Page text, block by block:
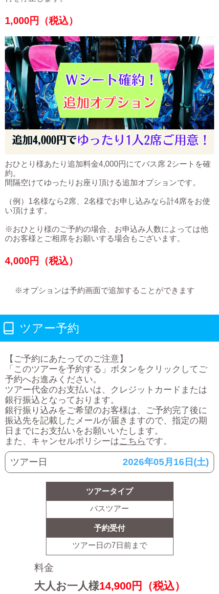
1,000円（税込）
おひとり様あたり追加料金4,000円にてバス席 2シートを確
約。
間隔空けてゆったりお座り頂ける追加オプションです。
（例）1名様なら2席、2名様でお申し込みなら計4席をお使
い頂けます。
※おひとり様のご予約の場合、お申込み人数によっては他
のお客様とご相席をお願いする場合もございます。
4,000円（税込）
※オプションは予約画面で追加することができます
ツアー予約
【ご予約にあたってのご注意】
「このツアーを予約する」ボタンをクリックしてご
予約へお進みください。
ツアー代金のお支払いは、クレジットカードまたは
銀行振込となっております。
銀行振り込みをご希望のお客様は、ご予約完了後に
振込先を記載したメールが届きますので、指定の期
日までにお支払いをお願いいたします。
また、キャンセルポリシーはこちら です。
ツアー日 2026年05月16日(土)
ツアータイプ
バスツアー
予約受付
ツアー日の7 日前まで
料金
大人お一人様14,900円（税込）